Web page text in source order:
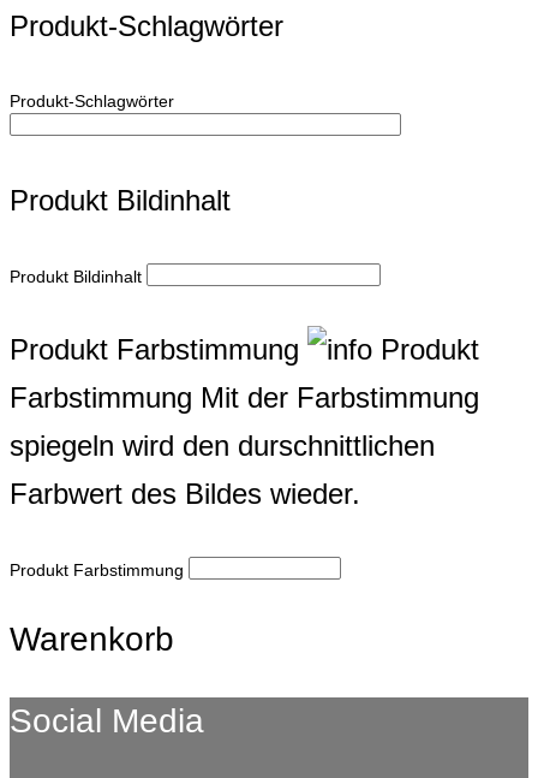
Produkt-Schlagwörter
Produkt-Schlagwörter
Produkt Bildinhalt
Produkt Bildinhalt
Produkt Farbstimmung
Produkt
Farbstimmung Mit der Farbstimmung
spiegeln wird den durschnittlichen
Farbwert des Bildes wieder.
Produkt Farbstimmung
Warenkorb
Social Media